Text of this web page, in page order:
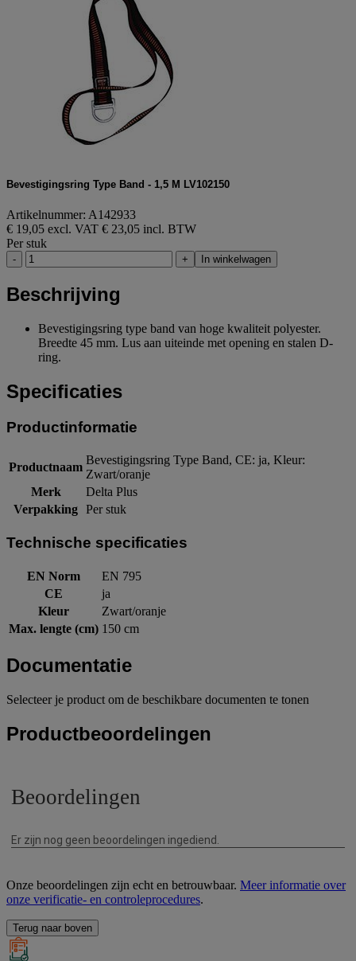
Bevestigingsring Type Band - 1,5 M LV102150
Artikelnummer: A142933
€ 19,05 excl. VAT € 23,05 incl. BTW
Per stuk
- + In winkelwagen
Beschrijving
Bevestigingsring type band van hoge kwaliteit polyester.
Breedte 45 mm. Lus aan uiteinde met opening en stalen D-
ring.
Specificaties
Productinformatie
Productnaam
Bevestigingsring Type Band, CE: ja, Kleur:
Zwart/oranje
Merk
Delta Plus
Verpakking Per stuk
Technische specificaties
EN Norm
EN 795
CE
ja
Kleur
Zwart/oranje
Max. lengte (cm) 150 cm
Documentatie
Selecteer je product om de beschikbare documenten te tonen
Productbeoordelingen
Onze beoordelingen zijn echt en betrouwbaar. Meer informatie over
onze verificatie- en controleprocedures.
Terug naar boven